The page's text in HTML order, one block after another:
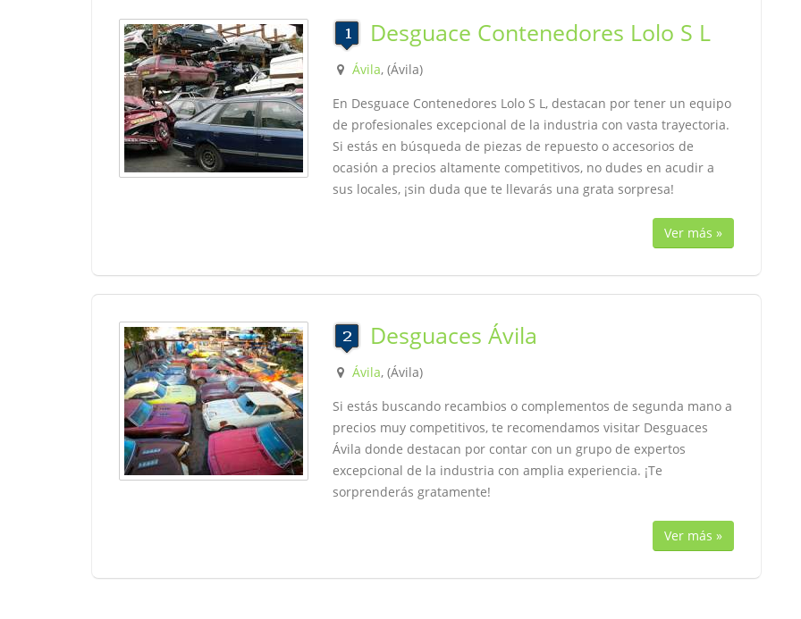
Desguace Contenedores Lolo S L
Ávila, (Ávila)
En Desguace Contenedores Lolo S L, destacan por tener un equipo
de profesionales excepcional de la industria con vasta trayectoria.
Si estás en búsqueda de piezas de repuesto o accesorios de
ocasión a precios altamente competitivos, no dudes en acudir a
sus locales, ¡sin duda que te llevarás una grata sorpresa!
Ver más »
Desguaces Ávila
Ávila, (Ávila)
Si estás buscando recambios o complementos de segunda mano a
precios muy competitivos, te recomendamos visitar Desguaces
Ávila donde destacan por contar con un grupo de expertos
excepcional de la industria con amplia experiencia. ¡Te
sorprenderás gratamente!
Ver más »